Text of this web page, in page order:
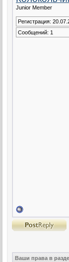
Junior Member
Регистрация:
Сообщений: 1
Ваши права в